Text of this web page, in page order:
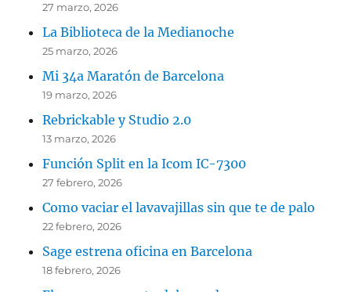
27 marzo, 2026
La Biblioteca de la Medianoche
25 marzo, 2026
Mi 34a Maratón de Barcelona
19 marzo, 2026
Rebrickable y Studio 2.0
13 marzo, 2026
Función Split en la Icom IC-7300
27 febrero, 2026
Como vaciar el lavavajillas sin que te de palo
22 febrero, 2026
Sage estrena oficina en Barcelona
18 febrero, 2026